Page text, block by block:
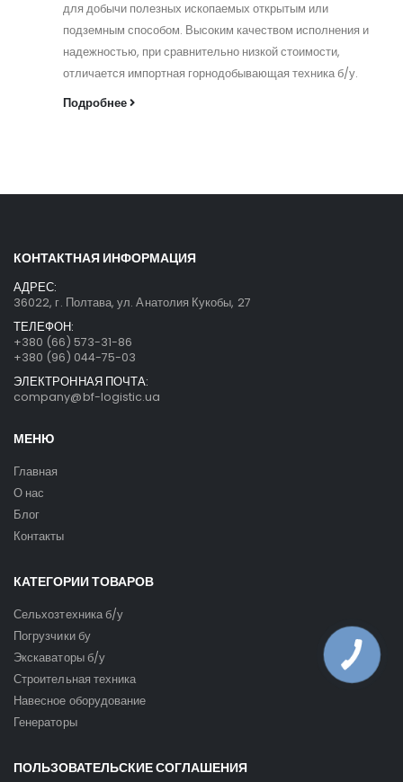
для добычи полезных ископаемых открытым или
подземным способом. Высоким качеством исполнения и
надежностью, при сравнительно низкой стоимости,
отличается импортная горнодобывающая техника б/у.
Подробнее
КОНТАКТНАЯ ИНФОРМАЦИЯ
АДРЕС:
36022, г. Полтава, ул. Анатолия Кукобы, 27
ТЕЛЕФОН:
+380 (66) 573-31-86
+380 (96) 044-75-03
ЭЛЕКТРОННАЯ ПОЧТА:
company@bf-logistic.ua
МЕНЮ
Главная
О нас
Блог
Контакты
КАТЕГОРИИ ТОВАРОВ
Сельхозтехника б/у
Погрузчики бу
Экскаваторы б/у
Строительная техника
Навесное оборудование
Генераторы
ПОЛЬЗОВАТЕЛЬСКИЕ СОГЛАШЕНИЯ